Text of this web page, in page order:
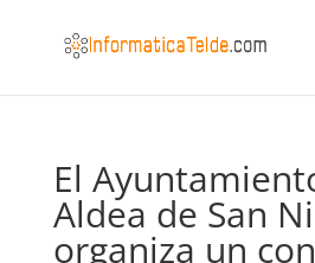
El
Aldea de San
organiza un